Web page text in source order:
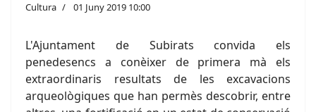
Cultura 01 Juny 2019 10:00
L'Ajuntament de Subirats convida els
penedesencs a conèixer de primera mà els
extraordinaris resultats de les excavacions
arqueològiques que han permès descobrir, entre